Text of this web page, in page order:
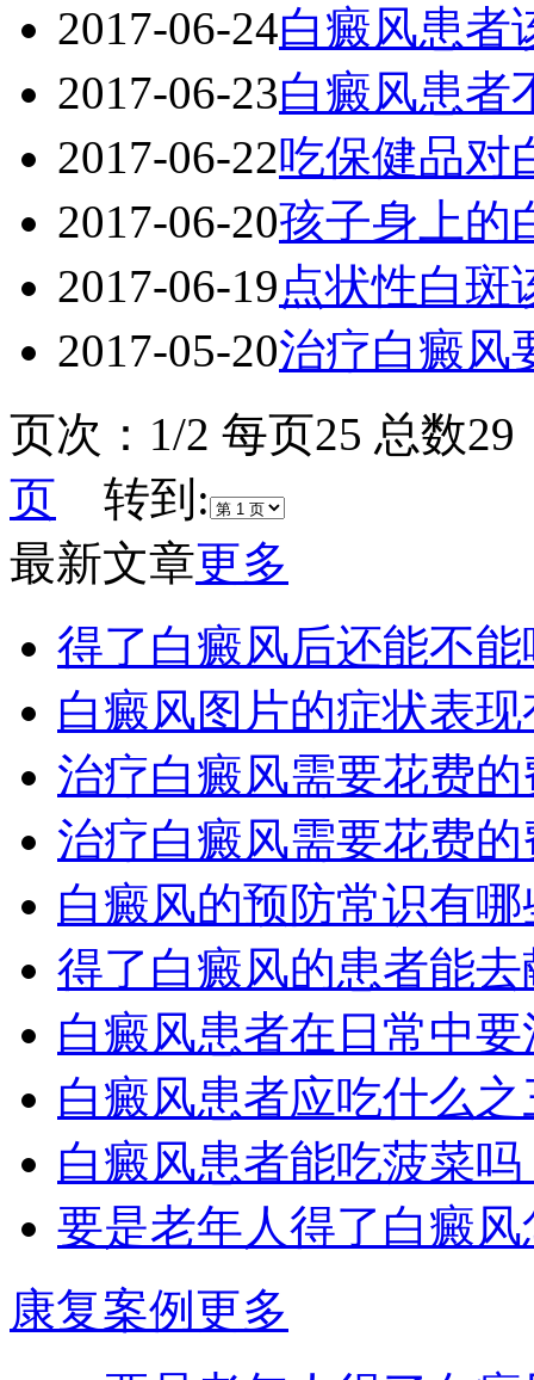
2017-06-24白癜风患者
2017-06-23白癜风患者
2017-06-22吃保健品对
2017-06-20孩子身上的
2017-06-19点状性白斑
2017-05-20治疗白癜风
页次：1/2 每页25 总数
页 转到:
最新文章更多
得了白癜风后还能不
白癜风图片的症状表
治疗白癜风需要花费
治疗白癜风需要花费
白癜风的预防常识有
得了白癜风的患者能
白癜风患者在日常中
白癜风患者应吃什么
白癜风患者能吃菠菜吗
要是老年人得了白癜
康复案例 更多